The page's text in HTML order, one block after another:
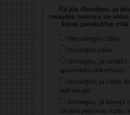
Kā jūs rīkosities, ja
receptes numuru un
kuras parakstītas
Neizsniegšu zāles.
Izsniegšu zāles.
Izsniegšu, ja uzrādīs
apliecinošu dokumentu.
Izsniegšu, ja zāles
radiniekam.
Izsniegšu, ja klients
cilvēka personas kodu,